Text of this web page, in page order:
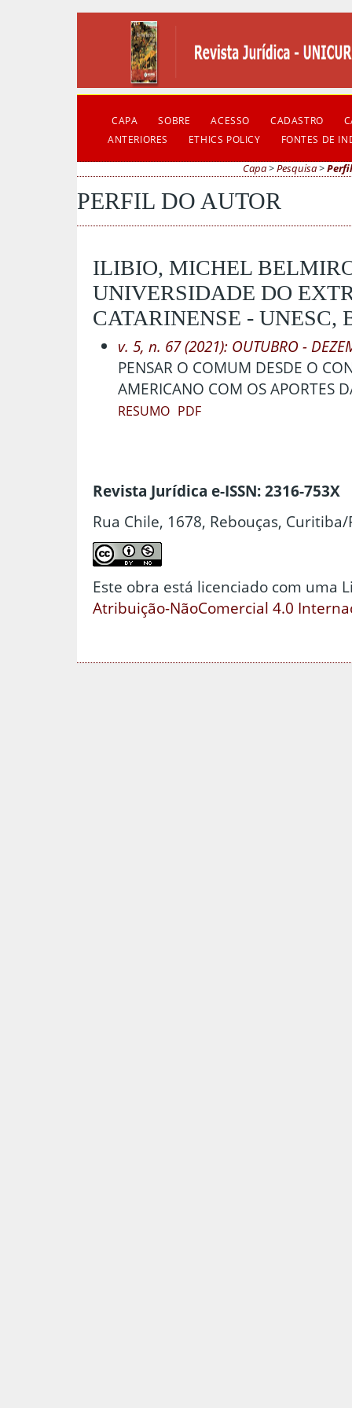
CAPA SOBRE ACESSO CADASTRO
ANTERIORES
ETHICS POLICY FONTES DE
Capa>Pesquisa>
PERFIL DO AUTOR
ILIBIO, MICHEL
UNIVERSIDADE DO
CATARINENSE - UNESC,
v. 5, n. 67 (2021): OUTUBRO -
PENSAR O COMUM DESDE O
AMERICANO COM OS APORTES
RESUMO PDF
Revista Jurídica e-ISSN: 2316-753X
Rua Chile, 1678, Rebouças, Curitiba/
Este obra está licenciado com uma
Atribuição-NãoComercial 4.0